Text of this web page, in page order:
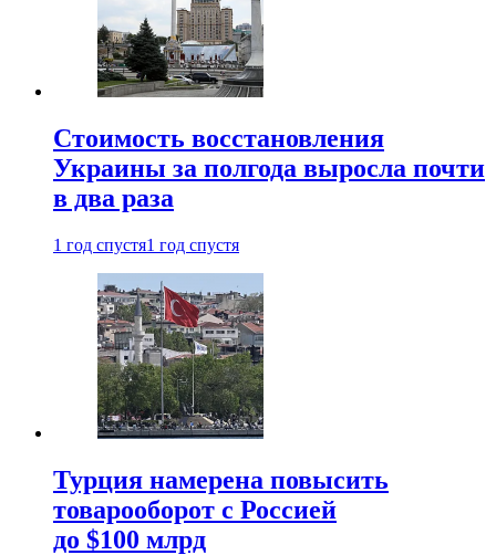
Стоимость восстановления
Украины за полгода выросла почти
в два раза
1 год спустя1 год спустя
Турция намерена повысить
товарооборот с Россией
до $100 млрд